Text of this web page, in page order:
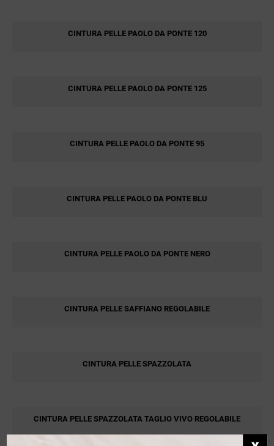
CINTURA PELLE PAOLO DA PONTE 120
CINTURA PELLE PAOLO DA PONTE 125
CINTURA PELLE PAOLO DA PONTE 95
CINTURA PELLE PAOLO DA PONTE BLU
CINTURA PELLE PAOLO DA PONTE NERO
CINTURA PELLE SAFFIANO REGOLABILE
CINTURA PELLE SPAZZOLATA
CINTURA PELLE SPAZZOLATA TAGLIO VIVO REGOLABILE